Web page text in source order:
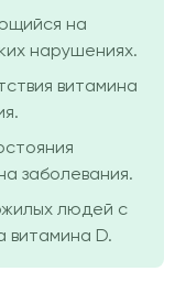
на
нарушениях.
витамина
заболевания.
людей с
витамина D.